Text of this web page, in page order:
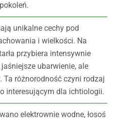
unikalne cechy pod
i wielkości. Na
przybiera intensywnie
ubarwienie, ale
Ta różnorodność czyni rodzaj
interesującym dla ichtiologii.
elektrownie wodne, łosoś